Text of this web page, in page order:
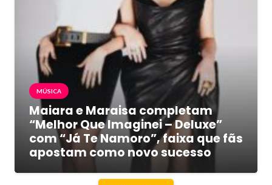
MÚSICA
Maiara e Maraisa completam
“Melhor Que Imaginei – Deluxe”
com “Já Te Namoro”, faixa que fãs
apostam como novo sucesso